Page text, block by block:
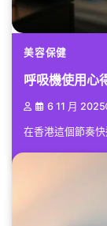
美容保健
呼吸機使用心
6 11 月 2025
在香港這個節奏